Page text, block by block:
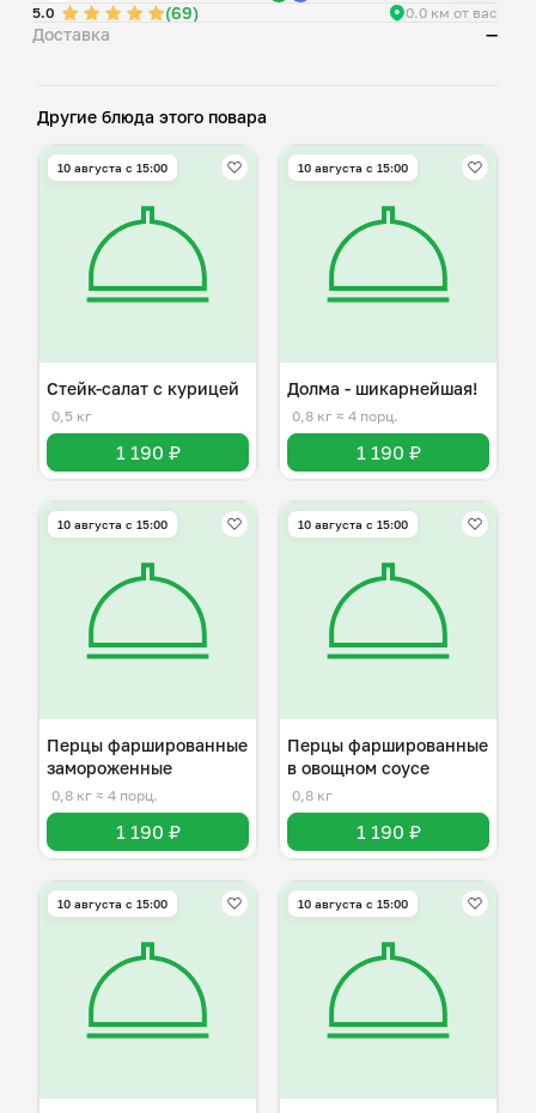
5.0
(69) 0.0 км от вас
Доставка —
Другие блюда этого повара
10 августа с 15:00
Стейк-салат с курицей
0,5 кг
1 190 ₽
10 августа с 15:00
Долма - шикарнейшая!
0,8 кг ≈ 4 порц.
1 190 ₽
10 августа с 15:00
Перцы фаршированные
замороженные
0,8 кг ≈ 4 порц.
1 190 ₽
10 августа с 15:00
Перцы фаршированные
в овощном соусе
0,8 кг
1 190 ₽
10 августа с 15:00 10 августа с 15:00